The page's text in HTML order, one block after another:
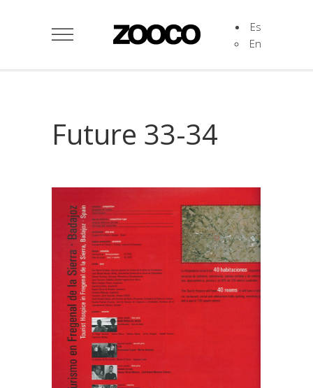
Es
En
Future 33-34